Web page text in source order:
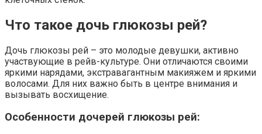
Что такое дочь глюкозы рей?
Дочь глюкозы рей – это молодые девушки, активно
участвующие в рейв-культуре. Они отличаются своими
яркими нарядами, экстравагантным макияжем и яркими
волосами. Для них важно быть в центре внимания и
вызывать восхищение.
Особенности дочерей глюкозы рей: